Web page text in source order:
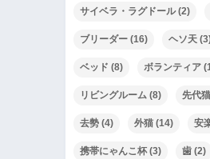
サイベラ・ラグドール(2)
ブリーダー (16) ヘソ天
ベッド (8) ボランティア
リビングルーム (8) 先代猫
去勢 (4) 外猫 (14) 安
携帯にゃんこ杯(3) 歯 (2)